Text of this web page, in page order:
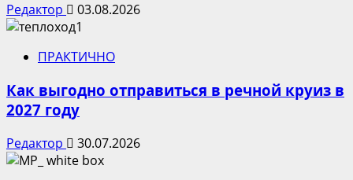
Редактор 03.08.2026
ПРАКТИЧНО
Как выгодно отправиться в речной круиз в
2027 году
Редактор 30.07.2026